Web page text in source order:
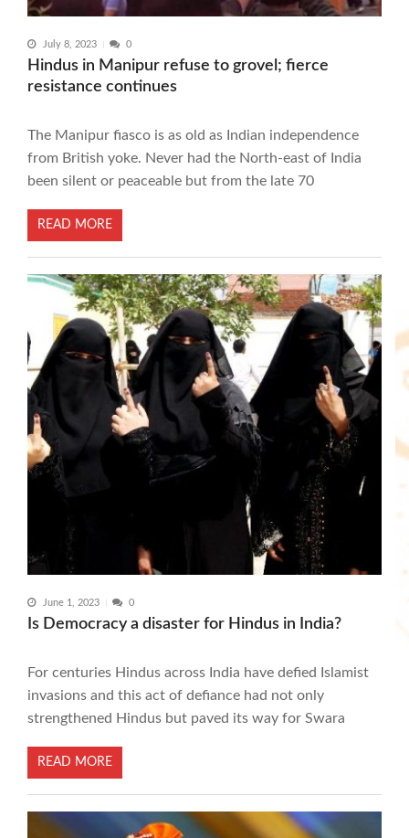
July 8, 2023 0
Hindus in Manipur refuse to grovel; fierce
resistance continues
The Manipur fiasco is as old as Indian independence
from British yoke. Never had the North-east of India
been silent or peaceable but from the late 70
READ MORE
June 1, 2023 0
Is Democracy a disaster for Hindus in India?
For centuries Hindus across India have defied Islamist
invasions and this act of defiance had not only
strengthened Hindus but paved its way for Swara
READ MORE